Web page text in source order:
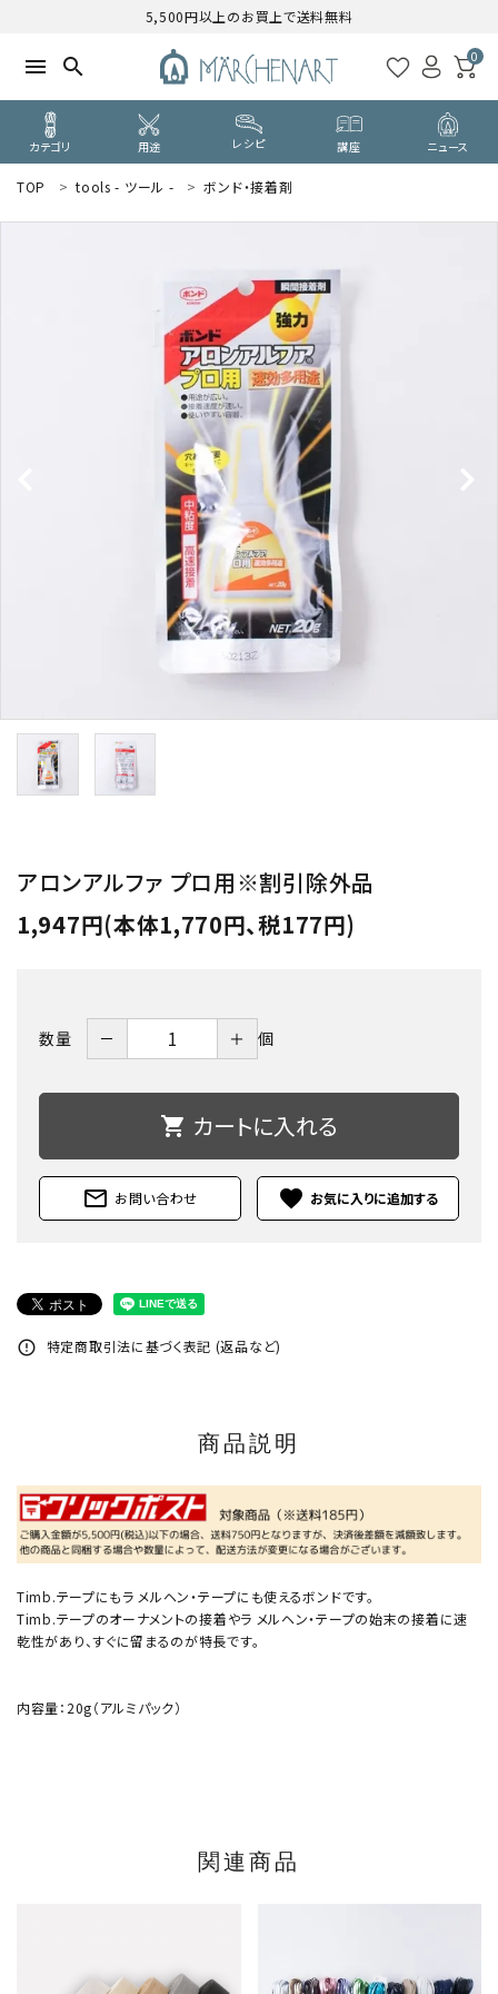
5,500円以上のお買上で送料無料
menu search 0
カテゴリ 用途 レシピ 講座 ニュース
新規会員登録
SHOP
店舗
CONTACT
TOP tools - ツール - ボンド・接着剤
アロンアルファ プロ用※割引除外品
1,947円(本体1,770円、税177円)
数量 － ＋ 個
shopping_cart カートに入れる
mail_outline お問い合わせ favorite
error_outline 特定商取引法に基づく表記 (返品など)
商品説明
Timb.テープにもラ メルヘン・テープにも使えるボンドです。
Timb.テープのオーナメントの接着やラ メルヘン・テープの始末の接着に速
乾性があり、すぐに留まるのが特長です。
内容量：20g（アルミパック）
関連商品